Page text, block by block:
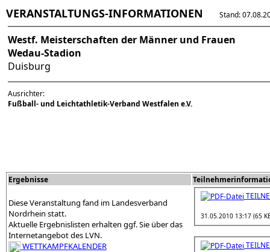
VERANSTALTUNGS-INFORMATIONEN Stand:
Westf. Meisterschaften der Männer und Frauen
Wedau-Stadion
Duisburg
Ausrichter:
Fußball- und Leichtathletik-Verband Westfalen e.V.
Ergebnisse
Diese Veranstaltung fand im Landesverband
Nordrhein statt.
Aktuelle Ergebnislisten erhalten ggf. Sie über das
Internetangebot des LVN.
WETTKAMPFKALENDER
31.05.2010 13:17 (65